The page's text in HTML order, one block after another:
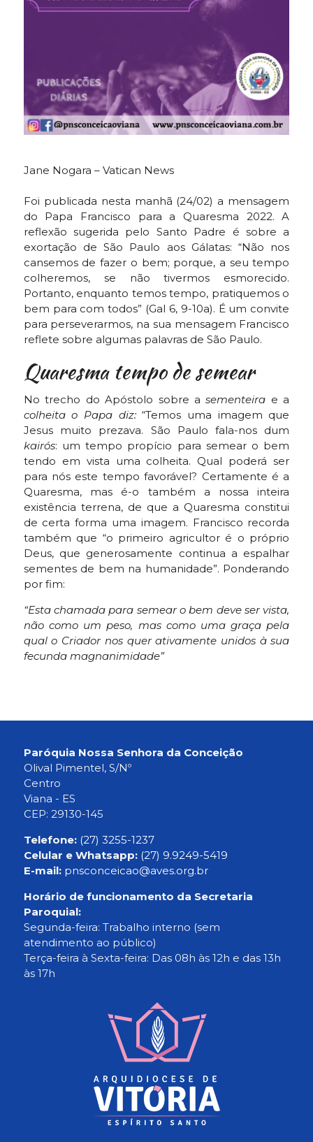
Jane Nogara – Vatican News
Foi publicada nesta manhã (24/02) a mensagem
do Papa Francisco para a Quaresma 2022. A
reflexão sugerida pelo Santo Padre é sobre a
exortação de São Paulo aos Gálatas: “Não nos
cansemos de fazer o bem; porque, a seu tempo
colheremos, se não tivermos esmorecido.
Portanto, enquanto temos tempo, pratiquemos o
bem para com todos” (Gal 6, 9-10a). É um convite
para perseverarmos, na sua mensagem Francisco
reflete sobre algumas palavras de São Paulo.
Quaresma tempo de semear
No trecho do Apóstolo sobre asementeira e a
colheita o Papa diz:“Temos uma imagem que
Jesus muito prezava. São Paulo fala-nos dum
kairós: um tempo propício para semear o bem
tendo em vista uma colheita. Qual poderá ser
para nós este tempo favorável? Certamente é a
Quaresma, mas é-o também a nossa inteira
existência terrena, de que a Quaresma constitui
de certa forma uma imagem. Francisco recorda
também que “o primeiro agricultor é o próprio
Deus, que generosamente continua a espalhar
sementes de bem na humanidade”. Ponderando
por fim:
“Esta chamada para semear o bem deve ser vista,
não como um peso, mas como uma graça pela
qual o Criador nos quer ativamente unidos à sua
fecunda magnanimidade”
Paróquia Nossa Senhora da Conceição
Olival Pimentel, S/Nº
Centro
Viana - ES
CEP: 29130-145
Telefone: (27) 3255-1237
Celular e Whatsapp: (27) 9.9249-5419
E-mail: pnsconceicao@aves.org.br
Horário de funcionamento da Secretaria
Paroquial:
Segunda-feira: Trabalho interno (sem
atendimento ao público)
Terça-feira à Sexta-feira: Das 08h às 12h e das 13h
às 17h